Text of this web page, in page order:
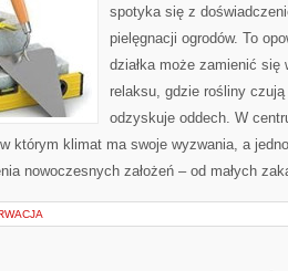
spotyka się z
pielęgnacji ogrodów. To
działka może zamienić się
relaksu, gdzie rośliny
odzyskuje oddech. W
którym klimat ma swoje wyzwania, a
nowoczesnych założeń – od małych